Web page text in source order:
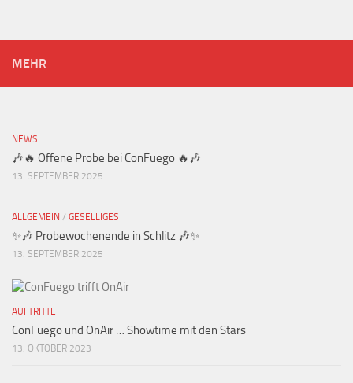
MEHR
NEWS
🎶🔥 Offene Probe bei ConFuego 🔥🎶
13. SEPTEMBER 2025
ALLGEMEIN / GESELLIGES
✨🎶 Probewochenende in Schlitz 🎶✨
13. SEPTEMBER 2025
AUFTRITTE
ConFuego und OnAir … Showtime mit den Stars
13. OKTOBER 2023